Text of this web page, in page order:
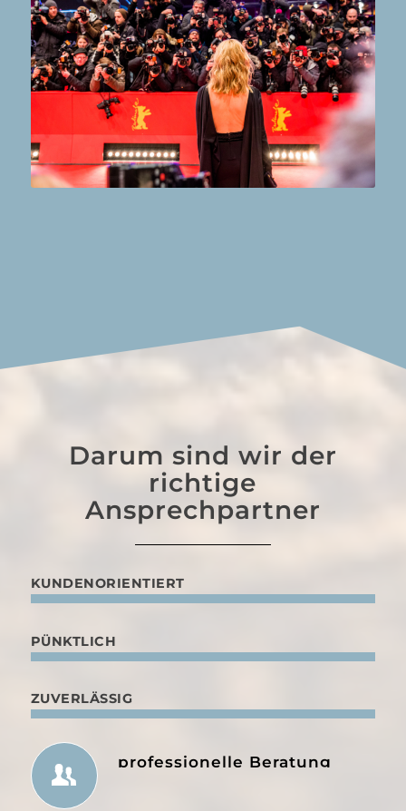
Darum sind wir der
richtige
Ansprechpartner
KUNDENORIENTIERT
PÜNKTLICH
ZUVERLÄSSIG
professionelle Beratung